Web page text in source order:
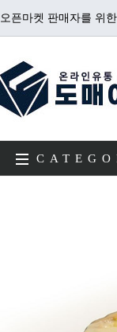
오픈마켓 판매자를 위